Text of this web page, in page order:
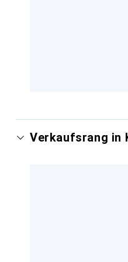
Verkaufsrang in